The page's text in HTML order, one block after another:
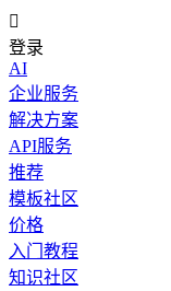

登录
AI
企业服务
解决方案
API服务
推荐
模板社区
价格
入门教程
知识社区